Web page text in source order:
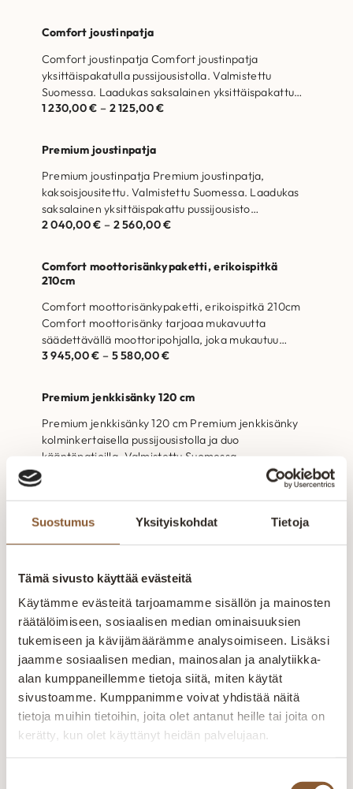
Suostumus Yksityiskohdat Tietoja
Tämä sivusto käyttää evästeitä
Käytämme evästeitä tarjoamamme sisällön ja mainosten
räätälöimiseen, sosiaalisen median ominaisuuksien
tukemiseen ja kävijämäärämme analysoimiseen. Lisäksi
jaamme sosiaalisen median, mainosalan ja analytiikka-
alan kumppaneillemme tietoja siitä, miten käytät
sivustoamme. Kumppanimme voivat yhdistää näitä
tietoja muihin tietoihin, joita olet antanut heille tai joita on
kerätty, kun olet käyttänyt heidän palvelujaan.
Comfort joustinpatja
Comfort joustinpatja Comfort joustinpatja
yksittäispakatulla pussijousistolla. Valmistettu
Suomessa. Laadukas saksalainen yksittäispakattu
pussijousisto Hengittävät, allergiaystävälliset
1 230,00€ – 2 125,00€
Premium joustinpatja
Premium joustinpatja Premium joustinpatja,
kaksoisjousitettu. Valmistettu Suomessa. Laadukas
saksalainen yksittäispakattu pussijousisto
Hengittävät, allergiaystävälliset materiaalit
Premium…
2 040,00€ – 2 560,00€
Comfort moottorisänkypaketti, erikoispitkä
210cm
Comfort moottorisänkypaketti, erikoispitkä 210cm
Comfort moottorisänky tarjoaa mukavuutta
säädettävällä moottoripohjalla, joka mukautuu
tarpeisiisi. Valmistettu Suomessa. Runkorakenne on
3 945,00€ – 5 580,00€
Premium jenkkisänky 120 cm
Premium jenkkisänky 120 cm Premium jenkkisänky
kolminkertaisella pussijousistolla ja duo
kääntöpatjoilla. Valmistettu Suomessa.
Runkorakenne on valmistettu massiivipuusta
3 475,00
Sensitive runkosänky
Sensitive runkosänky Allergia-,iho- ja astmaliiton
Suomessa. Runkorakenne on valmistettu
2 005,00
Premium moottorisänkypaketti säilytyslaatikoilla
Premium moottorisänky säilytyslaatikoilla UUTUUS!
Premium moottorisänkypaketti 160x200cm
säädettävillä joustosälepohjilla ja säilytyslaatikoilla ja
muhkealla memory petauspatjalla.Valmistettu
Suomessa. Runkorakenne on valmistettu
massiivipuusta…
Alkaen9 570,00€
Lataa lisää